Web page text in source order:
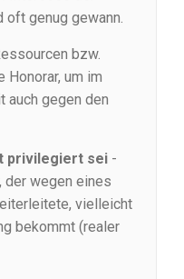
genug gewann.
bzw.
um im
auch gegen den
privilegiert sei -
der wegen eines
vielleicht
bekommt (realer